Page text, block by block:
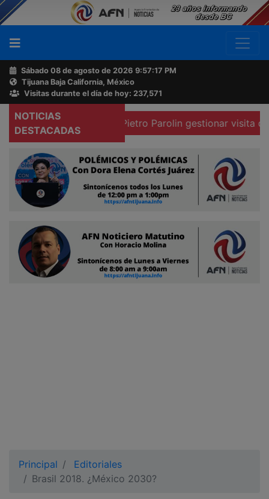
Sábado 08 de agosto de 2026 9:57:18 PM
Tijuana Baja California, México
Visitas durante el día de hoy: 237,571
NOTICIAS
DESTACADAS
Mexicano a Pietro Parolin gestionar visita del Papa al
Principal
Editoriales
Brasil 2018. ¿México 2030?
Buscador
Acerca
de
AFN
Ventas
Contacto
Reportero
Ciudadano